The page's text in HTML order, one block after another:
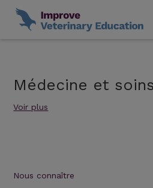
Médecine et
Voir plus
Nous connaître